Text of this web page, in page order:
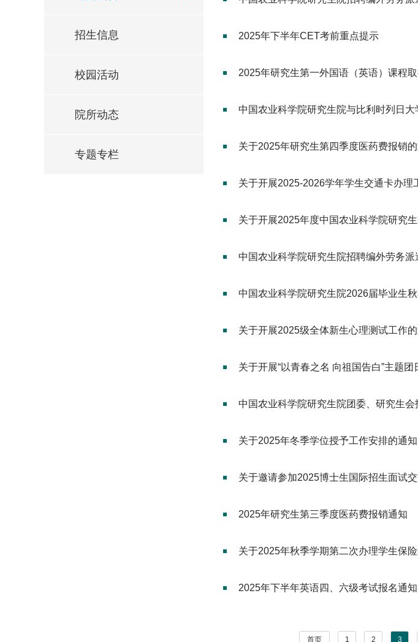
招生信息
校园活动
院所动态
专题专栏
2025年下半年CET考前重点提示
2025年研究生第一外国语（英语）课程
中国农业科学院研究生院与比利时列日
关于2025年研究生第四季度医药费报销
关于开展2025-2026学年学生交通卡办理
关于开展2025年度中国农业科学院研究
中国农业科学院研究生院招聘编外劳务派
中国农业科学院研究生院2026届毕业生
关于开展2025级全体新生心理测试工作
关于开展“以青春之名 向祖国告白”主题团
中国农业科学院研究生院团委、研究生会
关于2025年冬季学位授予工作安排的通知
关于邀请参加2025博士生国际招生面试
2025年研究生第三季度医药费报销通知
关于2025年秋季学期第二次办理学生保
2025年下半年英语四、六级考试报名通知
首页 1 2 3